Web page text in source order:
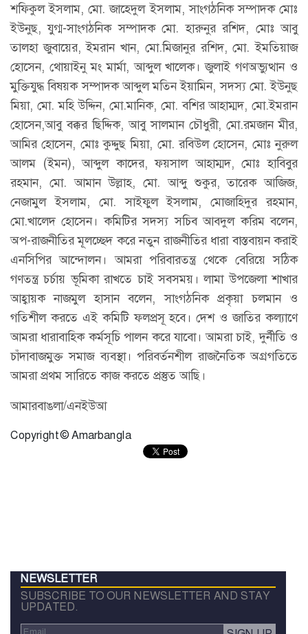
শফিকুল ইসলাম, মো. জাহেদুল ইসলাম, সাংগঠনিক সম্পাদক মোঃ
ইউনুছ, যুগ্ম-সাংগঠনিক সম্পাদক মো. হারুনুর রশিদ, মোঃ আবু
তালহা জুবায়ের, ইমরান খান, মো.মিজানুর রশিদ, মো. ইমতিয়াজ
হোসেন, থোয়াইনু মং মার্মা, আব্দুল খালেক। জুলাই গণঅভ্যুত্থান ও
মুক্তিযুদ্ধ বিষয়ক সম্পাদক আব্দুল মতিন ইয়ামিন, সদস্য মো. ইউনুছ
মিয়া, মো. মহি উদ্দিন, মো.মানিক, মো. বশির আহাম্মদ, মো.ইমরান
হোসেন,আবু বক্কর ছিদ্দিক, আবু সালমান চৌধুরী, মো.রমজান মীর,
আমির হোসেন, মোঃ কুদ্দুছ মিয়া, মো. রবিউল হোসেন, মোঃ নুরুল
আলম (ইমন), আব্দুল কাদের, ফয়সাল আহাম্মদ, মোঃ হাবিবুর
রহমান, মো. আমান উল্লাহ, মো. আব্দু শুকুর, তারেক আজিজ,
নেজামুল ইসলাম, মো. সাইফুল ইসলাম, মোজাহিদুর রহমান,
মো.খালেদ হোসেন। কমিটির সদস্য সচিব আবদুল করিম বলেন,
অপ-রাজনীতির মূলচ্ছেদ করে নতুন রাজনীতির ধারা বাস্তবায়ন করাই
এনসিপির আন্দোলন। আমরা পরিবারতন্ত্র থেকে বেরিয়ে সঠিক
গণতন্ত্র চর্চায় ভূমিকা রাখতে চাই সবসময়। লামা উপজেলা শাখার
আহ্বায়ক নাজমুল হাসান বলেন, সাংগঠনিক প্রকৃয়া চলমান ও
গতিশীল করতে এই কমিটি ফলপ্রসূ হবে। দেশ ও জাতির কল্যাণে
আমরা ধারাবাহিক কর্মসূচি পালন করে যাবো। আমরা চাই, দুর্নীতি ও
চাঁদাবাজমুক্ত সমাজ ব্যবস্থা। পরিবর্তনশীল রাজনৈতিক অগ্রগতিতে
আমরা প্রথম সারিতে কাজ করতে প্রস্তুত আছি।
আমারবাঙলা/এনইউআ
Copyright © Amarbangla
NEWSLETTER
SUBSCRIBE TO OUR NEWSLETTER AND STAY
UPDATED.